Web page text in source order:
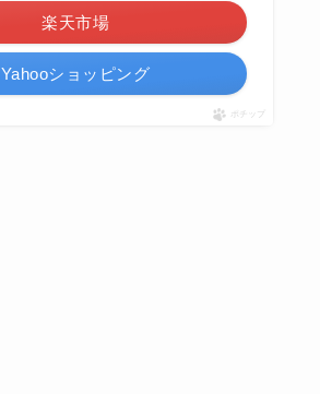
楽天市場
Yahooショッピング
ポチップ